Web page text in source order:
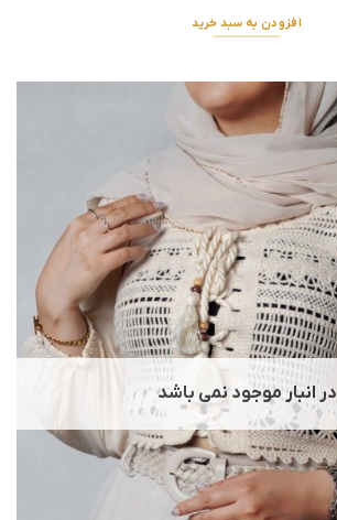
افزودن به سبد خرید
در انبار موجود نمی باشد